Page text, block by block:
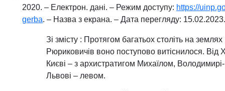
2020. – Електрон. дані. – Режим доступу: https://
gerba. – Назва з екрана. – Дата перегляду: 15.02.2023.
Зі змісту : Протягом багатьох століть на
Рюриковичів воно поступово витіснилося. Від
Києві – з архистратигом Михаїлом,
Львові – левом.